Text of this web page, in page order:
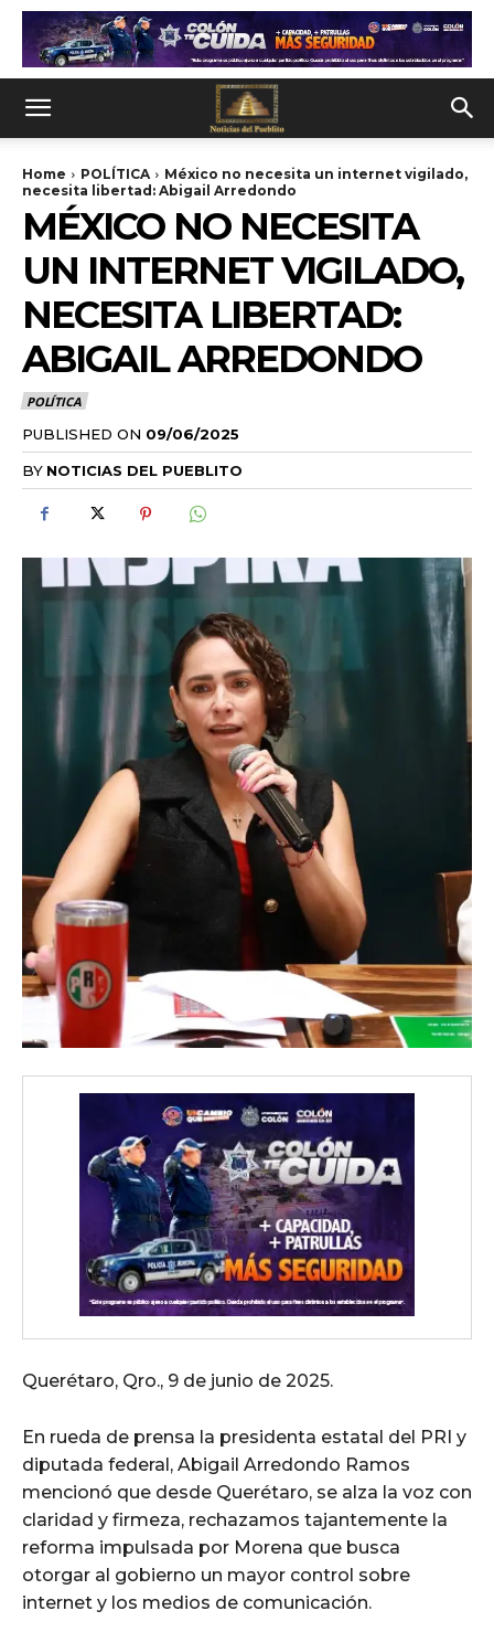
Home POLÍTICA
México no necesita un internet vigilado,
necesita libertad: Abigail Arredondo
MÉXICO NO NECESITA
UN INTERNET VIGILADO,
NECESITA LIBERTAD:
ABIGAIL ARREDONDO
POLÍTICA
PUBLISHED ON 09/06/2025
BY NOTICIAS DEL PUEBLITO
Querétaro, Qro., 9 de junio de 2025.
En rueda de prensa la presidenta estatal del PRI y
diputada federal, Abigail Arredondo Ramos
mencionó que desde Querétaro, se alza la voz con
claridad y firmeza, rechazamos tajantemente la
reforma impulsada por Morena que busca
otorgar al gobierno un mayor control sobre
internet y los medios de comunicación.